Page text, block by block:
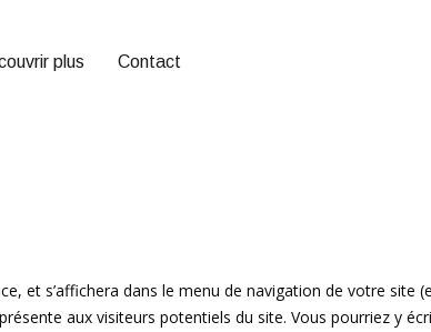
plus Contact
et s’affichera dans le menu de navigation de votre site
aux visiteurs potentiels du site. Vous pourriez y